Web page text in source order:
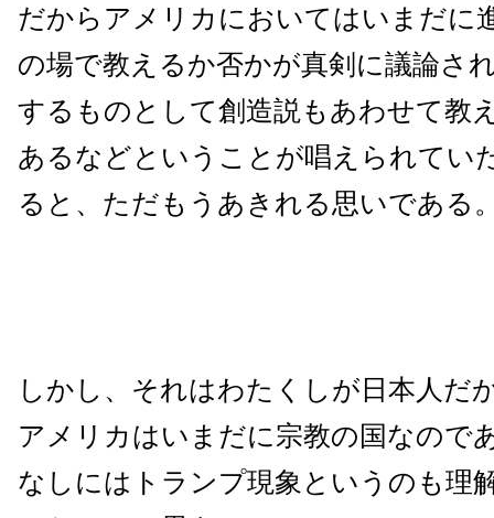
だからアメリカにおいてはいまだに
の場で教えるか否かが真剣に議論さ
するものとして創造説もあわせて教
あるなどということが唱えられてい
ると、ただもうあきれる思いである
しかし、それはわたくしが日本人だ
アメリカはいまだに宗教の国なので
なしにはトランプ現象というのも理